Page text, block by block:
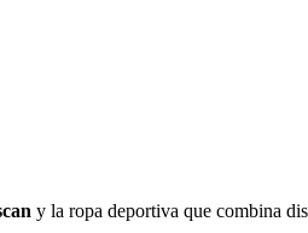
y la ropa deportiva que combina